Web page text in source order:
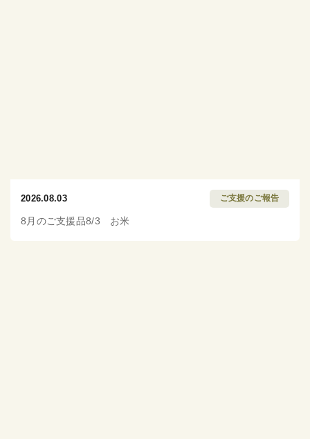
2026.08.03 ご支援のご報告
8月のご支援品8/3 お米